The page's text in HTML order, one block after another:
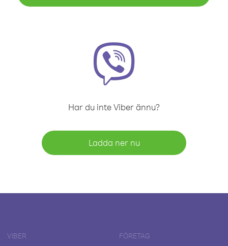
Har du inte Viber ännu?
Ladda ner nu
VIBER FÖRETAG